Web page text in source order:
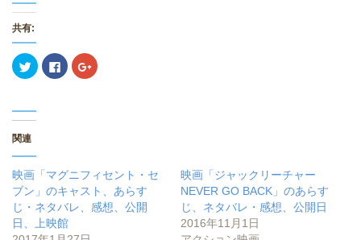
共有:
ク
リ
て
T
t
e
r
で
共
有
新
F
a
す
る
に
は
ク
リ
ッ
ク
リ
+
で
共
有
関連
映画「マグニフィセント・セ
ブン」のキャスト、あらす
じ・ネタバレ、感想、公開
日、上映館
映画「ジャックリーチャー
NEVER GO BACK」のあらす
じ、ネタバレ・感想、公開日
2016年11月1日